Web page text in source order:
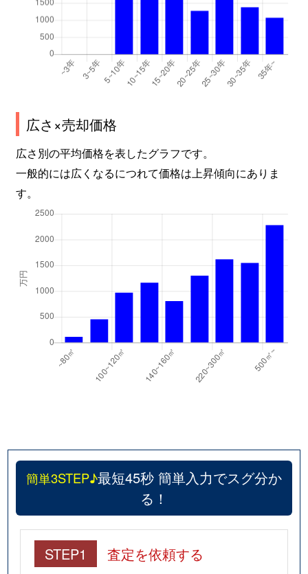
広さ×売却価格
広さ別の平均価格を表したグラフです。
一般的には広くなるにつれて価格は上昇傾向にありま
す。
簡単3STEP♪最短45秒 簡単入力でスグ分か
る！
STEP1 査定を依頼する